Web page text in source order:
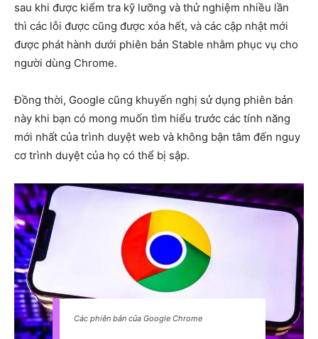
sau khi được kiểm tra kỹ lưỡng và thử nghiệm nhiều lần
thì các lỗi được cũng được xóa hết, và các cập nhật mới
được phát hành dưới phiên bản Stable nhằm phục vụ cho
người dùng Chrome.
Đồng thời, Google cũng khuyến nghị sử dụng phiên bản
này khi bạn có mong muốn tìm hiểu trước các tính năng
mới nhất của trình duyệt web và không bận tâm đến nguy
cơ trình duyệt của họ có thể bị sập.
Các phiên bản của Google Chrome